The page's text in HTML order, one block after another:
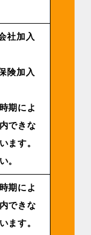
社加入
険加入
期によ
できな
ます。
。
期によ
できな
ます。